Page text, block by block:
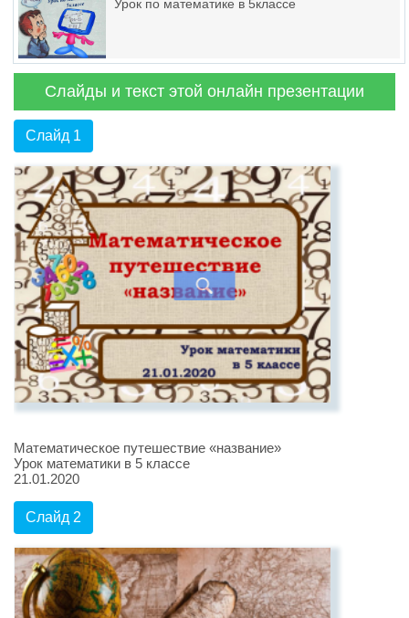
Урок по математике в 5классе
Слайды и текст этой онлайн презентации
Слайд 1
Математическое путешествие «название»
Урок математики в 5 классе
21.01.2020
Слайд 2